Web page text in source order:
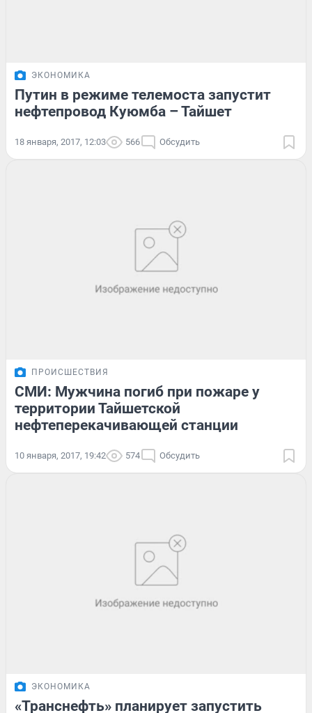
ЭКОНОМИКА
Путин в режиме телемоста запустит
нефтепровод Куюмба – Тайшет
18 января, 2017, 12:03 566 Обсудить
ПРОИСШЕСТВИЯ
СМИ: Мужчина погиб при пожаре у
территории Тайшетской
нефтеперекачивающей станции
10 января, 2017, 19:42 574 Обсудить
ЭКОНОМИКА
«Транснефть» планирует запустить